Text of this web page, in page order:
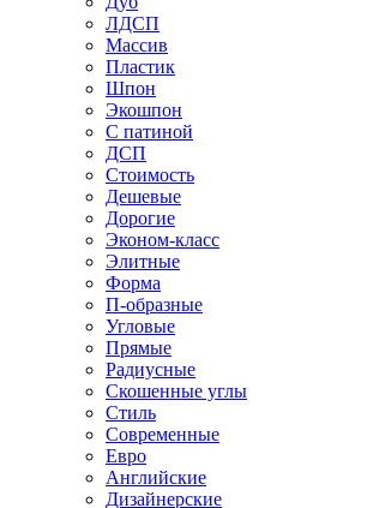
ЛДСП
Массив
Пластик
Шпон
Экошпон
С патиной
ДСП
Стоимость
Дешевые
Дорогие
Эконом-класс
Элитные
Форма
П-образные
Угловые
Прямые
Радиусные
Скошенные углы
Стиль
Современные
Евро
Английские
Дизайнерские